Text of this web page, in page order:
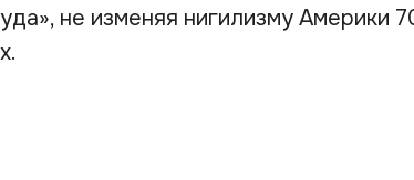
не изменяя нигилизму Америки